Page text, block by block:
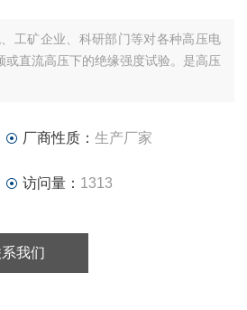
工矿企业、科研部门等对各种高压电
直流高压下的绝缘强度试验。是高压
厂商性质： 生产厂家
访问量： 1313
我们